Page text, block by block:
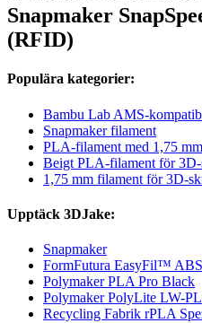
Snapmaker
(RFID)
Populära kategorier:
Bambu Lab AMS-
Snapmaker filament
PLA-filament med 1,75
Beigt PLA-filament för
1,75 mm filament för 3D-
Upptäck 3DJake:
Snapmaker
FormFutura EasyFil™
Polymaker PLA Pro Black
Polymaker PolyLite LW-
Recycling Fabrik rPLA